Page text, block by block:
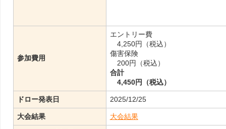
参加費用
エントリー費
4,250円（税込）
傷害保険
200円（税込）
合計
4,450円（税込）
ドロー発表日 2025/12/25
大会結果 大会結果